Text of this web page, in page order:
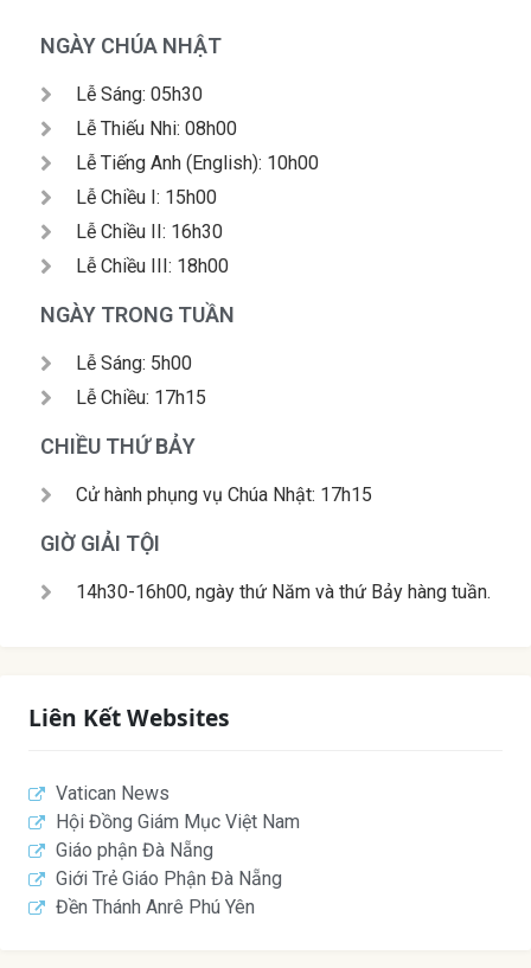
NGÀY CHÚA NHẬT
Lễ Sáng: 05h30
Lễ Thiếu Nhi: 08h00
Lễ Tiếng Anh (English): 10h00
Lễ Chiều I: 15h00
Lễ Chiều II: 16h30
Lễ Chiều III: 18h00
NGÀY TRONG TUẦN
Lễ Sáng: 5h00
Lễ Chiều: 17h15
CHIỀU THỨ BẢY
Cử hành phụng vụ Chúa Nhật: 17h15
GIỜ GIẢI TỘI
14h30-16h00, ngày thứ Năm và thứ Bảy hàng tuần.
Liên Kết Websites
Vatican News
Hội Đồng Giám Mục Việt Nam
Giáo phận Đà Nẵng
Giới Trẻ Giáo Phận Đà Nẵng
Đền Thánh Anrê Phú Yên